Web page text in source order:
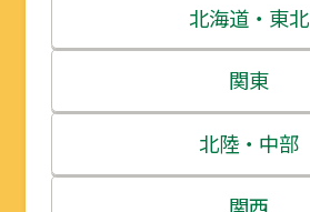
北海道・東北
北海道
青森県
岩手県
関東
茨城県
栃木県
北陸・中部
新潟県